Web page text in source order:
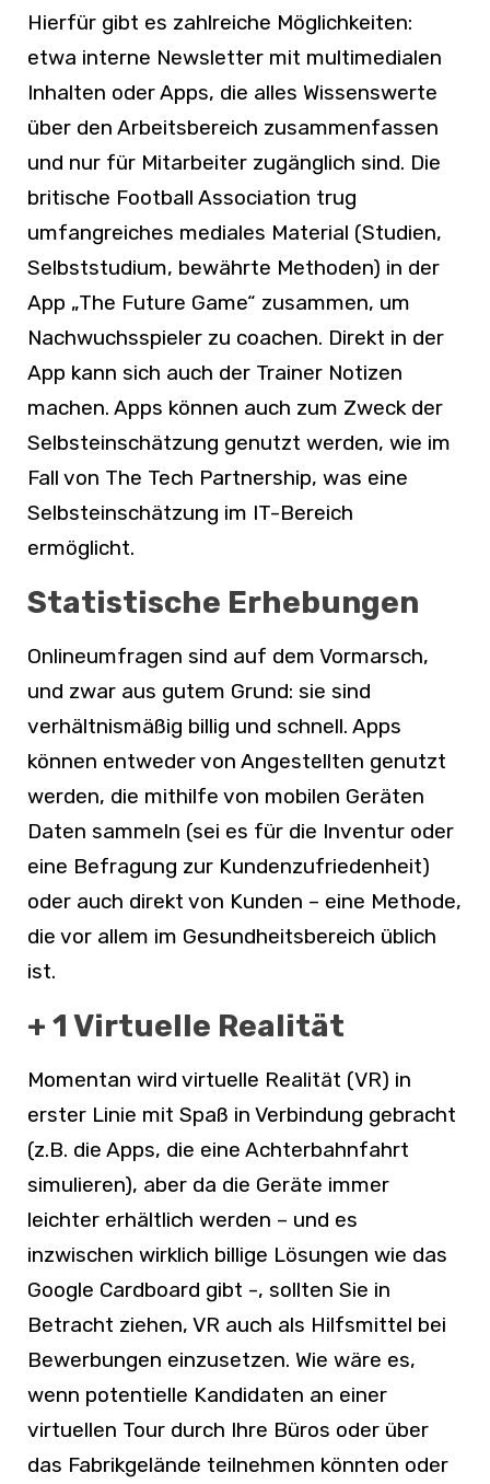
Hierfür gibt es zahlreiche Möglichkeiten:
etwa interne Newsletter mit multimedialen
Inhalten oder Apps, die alles Wissenswerte
über den Arbeitsbereich zusammenfassen
und nur für Mitarbeiter zugänglich sind. Die
britische Football Association trug
umfangreiches mediales Material (Studien,
Selbststudium, bewährte Methoden) in der
App „The Future Game“ zusammen, um
Nachwuchsspieler zu coachen. Direkt in der
App kann sich auch der Trainer Notizen
machen. Apps können auch zum Zweck der
Selbsteinschätzung genutzt werden, wie im
Fall von The Tech Partnership, was eine
Selbsteinschätzung im IT-Bereich
ermöglicht.
Statistische Erhebungen
Onlineumfragen sind auf dem Vormarsch,
und zwar aus gutem Grund: sie sind
verhältnismäßig billig und schnell. Apps
können entweder von Angestellten genutzt
werden, die mithilfe von mobilen Geräten
Daten sammeln (sei es für die Inventur oder
eine Befragung zur Kundenzufriedenheit)
oder auch direkt von Kunden – eine Methode,
die vor allem im Gesundheitsbereich üblich
ist.
+ 1 Virtuelle Realität
Momentan wird virtuelle Realität (VR) in
erster Linie mit Spaß in Verbindung gebracht
(z.B. die Apps, die eine Achterbahnfahrt
simulieren), aber da die Geräte immer
leichter erhältlich werden – und es
inzwischen wirklich billige Lösungen wie das
Google Cardboard gibt -, sollten Sie in
Betracht ziehen, VR auch als Hilfsmittel bei
Bewerbungen einzusetzen. Wie wäre es,
wenn potentielle Kandidaten an einer
virtuellen Tour durch Ihre Büros oder über
das Fabrikgelände teilnehmen könnten oder